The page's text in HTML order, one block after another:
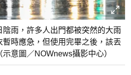
雨，許多人出門都被突然的大雨
時應急，但使用完畢之後，該丟
意圖／NOWnews攝影中心）